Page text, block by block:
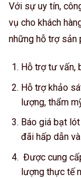
Với sự uy tín,
vụ cho khách
những hỗ trợ sản
Hỗ trợ tư vấn,
Hỗ trợ khảo
lượng, thẩm
Báo giá bạt
đãi hấp dẫn
Được cung
lượng thực tế